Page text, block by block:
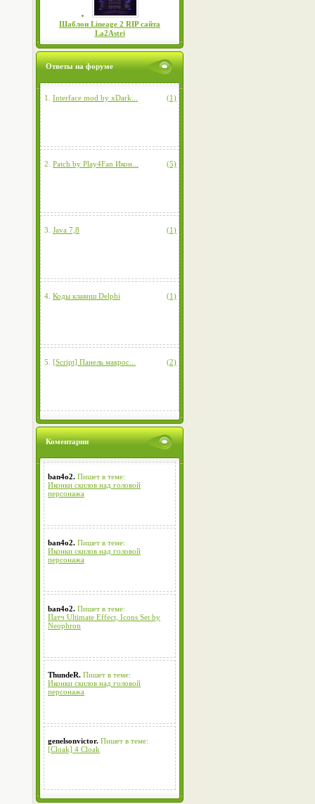
Шаблон Lineage 2 RIP сайта
La2Astri
Ответы на форуме
1. Interface mod by xDark... (1)
2. Patch by Play4Fan Икон... (5)
3. Java 7,8 (1)
4. Коды клавиш Delphi (1)
5. [Script] Панель макрос... (2)
Коментарии
ban4o2. Пишет в теме:
Иконки скилов над головой
персонажа
ban4o2. Пишет в теме:
Иконки скилов над головой
персонажа
ban4o2. Пишет в теме:
Патч Ultimate Effect, Icons Set by
Neophron
ThundeR. Пишет в теме:
Иконки скилов над головой
персонажа
genelsonvictor. Пишет в теме:
[Cloak] 4 Cloak